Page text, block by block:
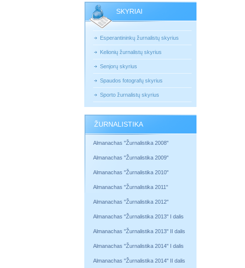
SKYRIAI
Esperantininkų žurnalistų skyrius
Kelionių žurnalistų skyrius
Senjorų skyrius
Spaudos fotografų skyrius
Sporto žurnalistų skyrius
ŽURNALISTIKA
Almanachas "Žurnalistika 2008"
Almanachas "Žurnalistika 2009"
Almanachas "Žurnalistika 2010"
Almanachas "Žurnalistika 2011"
Almanachas "Žurnalistika 2012"
Almanachas "Žurnalistika 2013" I dalis
Almanachas "Žurnalistika 2013" II dalis
Almanachas "Žurnalistika 2014" I dalis
Almanachas "Žurnalistika 2014" II dalis